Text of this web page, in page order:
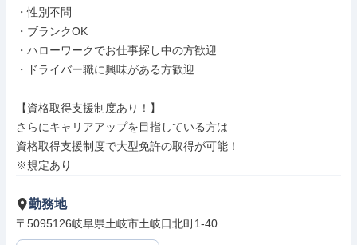
・性別不問
・ブランクOK
・ハローワークでお仕事探し中の方歓迎
・ドライバー職に興味がある方歓迎
【資格取得支援制度あり！】
さらにキャリアアップを目指している方は
資格取得支援制度で大型免許の取得が可能！
※規定あり
勤務地
〒5095126岐阜県土岐市土岐口北町1-40